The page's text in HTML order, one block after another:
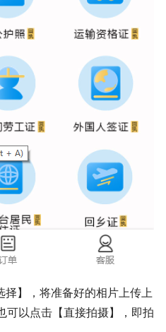
】，将准备好的相片上传上
可以点击【直接拍摄】，即拍